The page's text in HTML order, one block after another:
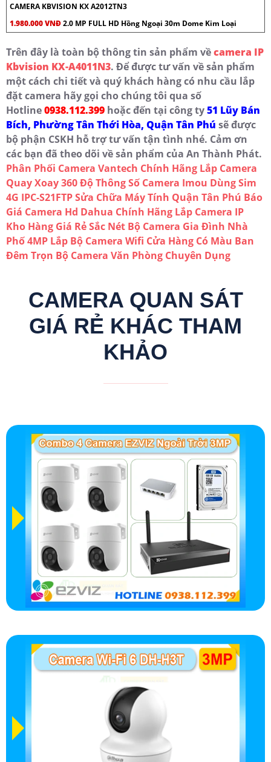
CAMERA KBVISION KX A2012TN3
1.980.000 VNĐ2.0 MP FULL HD Hồng Ngoại 30m Dome Kim Loại
Trên đây là toàn bộ thông tin sản phẩm vềcamera IP
Kbvision KX-A4011N3. Để được tư vấn về sản phẩm
một cách chi tiết và quý khách hàng có nhu cầu lắp
đặt camera hãy gọi cho chúng tôi qua số
Hotline0938.112.399 hoặc đến tại công ty51 Lũy Bán
Bích, Phường Tân Thới Hòa, Quận Tân Phú sẽ được
bộ phận CSKH hỗ trợ tư vấn tận tình nhé. Cảm ơn
các bạn đã theo dõi về sản phẩm của An Thành Phát.
Phân Phối Camera Vantech Chính Hãng Lắp Camera
Quay Xoay 360 ĐộThông Số Camera Imou Dùng Sim
4G IPC-S21FTPSửa Chữa Máy Tính Quận Tân Phú Báo
Giá Camera Hd Dahua Chính Hãng Lắp Camera IP
Kho Hàng Giá Rẻ Sắc Nét Bộ Camera Gia Đình Nhà
Phố 4MP Lắp Bộ Camera Wifi Cửa Hàng Có Màu Ban
Đêm Trọn Bộ Camera Văn Phòng Chuyên Dụng
CAMERA QUAN SÁT
GIÁ RẺ KHÁC THAM
KHẢO